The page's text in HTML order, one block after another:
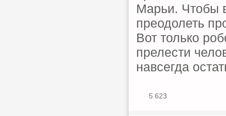
Марьи. Чтобы
преодолеть
Вот только
прелести
навсегда
5 623